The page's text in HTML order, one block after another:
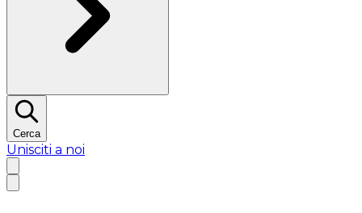
Cerca
Unisciti a noi